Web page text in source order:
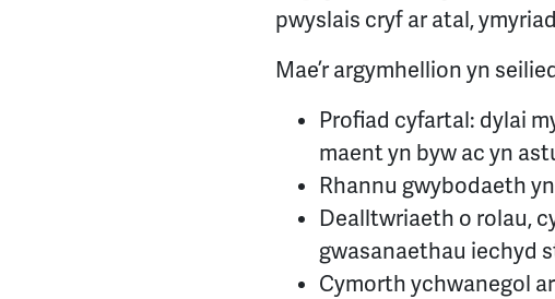
pwyslais cryf ar atal,
Mae’r argymhellion yn
Profiad cyfartal: dylai
maent yn byw ac yn
Rhannu gwybodaeth
Dealltwriaeth o rolau,
gwasanaethau iechyd
Cymorth ychwanegol